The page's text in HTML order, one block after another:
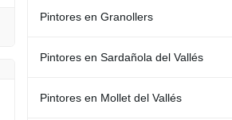
Pintores en Granollers
Pintores en Sardañola del Vallés
Pintores en Mollet del Vallés